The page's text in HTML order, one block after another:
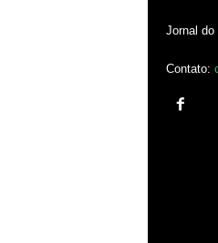
Jornal do
Contato: